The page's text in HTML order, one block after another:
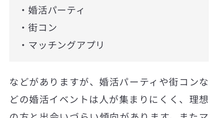
・婚活パーティ
・街コン
・マッチングアプリ
などがありますが、婚活パーティや街コンな
どの婚活イベントは人が集まりにくく、理想